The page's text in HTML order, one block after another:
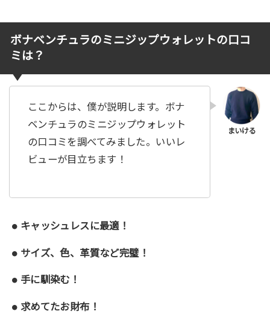
ボナベンチュラのミニジップウォレットの口コ
ミは？
ここからは、僕が説明します。ボナ
ベンチュラのミニジップウォレット
の口コミを調べてみました。いいレ
ビューが目立ちます！
キャッシュレスに最適！
サイズ、色、革質など完璧！
手に馴染む！
求めてたお財布！